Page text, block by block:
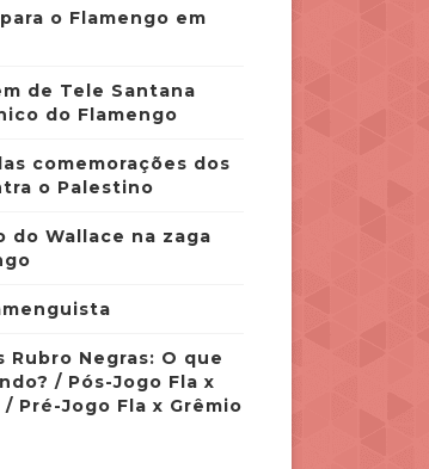
o Flamengo em
de Tele Santana
do Flamengo
comemorações dos
o Palestino
do Wallace na zaga
Rubro Negras: O que
/ Pós-Jogo Fla x
/ Pré-Jogo Fla x Grêmio